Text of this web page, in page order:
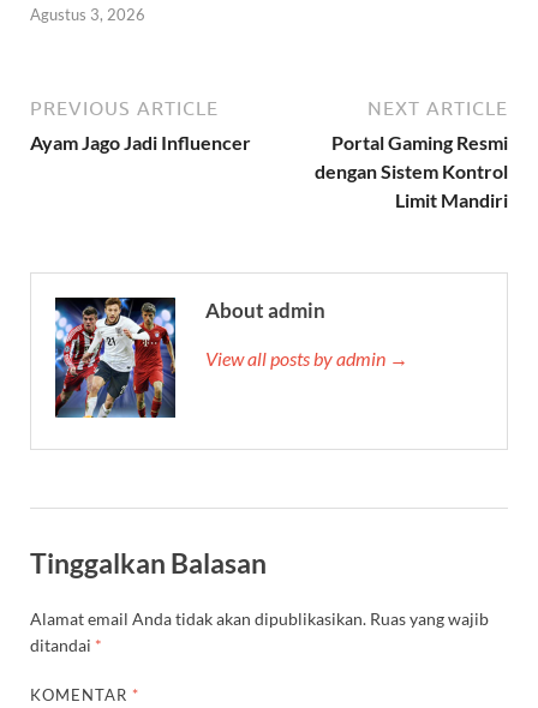
Agustus 3, 2026
PREVIOUS ARTICLE
Ayam Jago Jadi Influencer
NEXT ARTICLE
Portal Gaming Resmi
dengan Sistem Kontrol
Limit Mandiri
About admin
View all posts by admin →
Tinggalkan Balasan
Alamat email Anda tidak akan dipublikasikan. Ruas yang wajib
ditandai *
KOMENTAR *